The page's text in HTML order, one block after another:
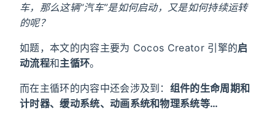
车，那么这辆“汽车”是如何启动，又是如何持续运转
的呢？
如题，本文的内容主要为 Cocos Creator 引擎的启
动流程和主循环。
而在主循环的内容中还会涉及到： 组件的生命周期和
计时器、缓动系统、动画系统和物理系统等…